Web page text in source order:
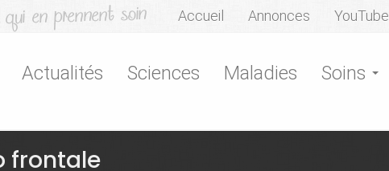
Accueil Annonces YouTube
Actualités Sciences Maladies Soins
frontale